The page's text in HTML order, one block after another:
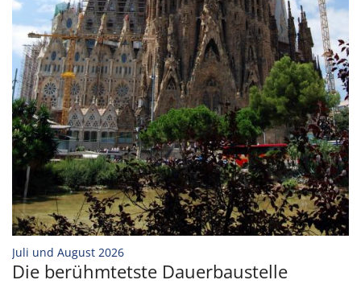
Juli und August 2026:
Die berühmtetste Dauerbaustelle